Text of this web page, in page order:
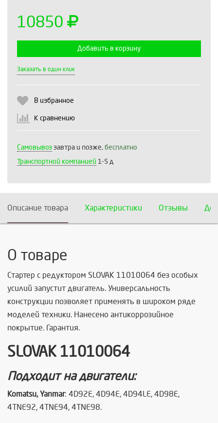
10850
Добавить в корзину
Заказать в один клик
В избранное
К сравнению
Самовывоз завтра и позже, бесплатно
Транспортной компанией 1-5 д
Описание товара Характеристики Отзывы
О товаре
Стартер с редуктором SLOVAK 11010064 без особых
усилий запустит двигатель. Универсальность
конструкции позволяет применять в широком ряде
моделей техники. Нанесено антикоррозийное
покрытие. Гарантия.
SLOVAK 11010064
Подходит на двигатели:
Komatsu, Yanmar: 4D92E, 4D94E, 4D94LE, 4D98E,
4TNE92, 4TNE94, 4TNE98.